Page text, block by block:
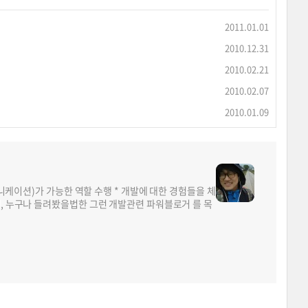
2011.01.01
2010.12.31
2010.02.21
2010.02.07
2010.01.09
이션)가 가능한 역할 수행 * 개발에 대한 경험들을 체
구나 들려봤을법한 그런 개발관련 파워블로거 를 목